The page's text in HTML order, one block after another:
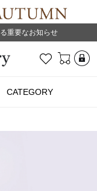
重要なお知らせ
お気に入り
CATEGORY